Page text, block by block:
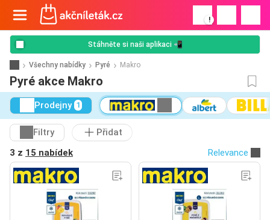
!
Stáhněte si naši aplikaci 📲
Všechny nabídky Pyré Makro
Pyré akce Makro
Prodejny 1
Filtry
Přidat
3 z 15 nabídek Relevance